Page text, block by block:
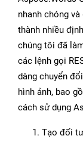
nhanh chóng
thành nhiều
chúng tôi đã
các lệnh gọi
dàng chuyển
hình ảnh, bao
cách sử dụng
Tạo đối